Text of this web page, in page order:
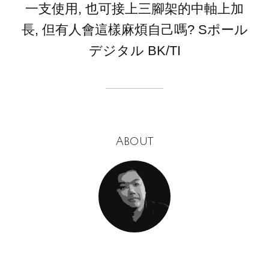
一支使用, 也可接上三腳架的中軸上加
長, 但有人會這樣麻煩自己嗎? Sポール
デジタル BK/TI
About